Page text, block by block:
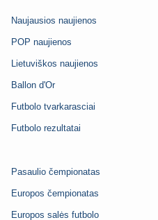
Naujausios naujienos
POP naujienos
Lietuviškos naujienos
Ballon d'Or
Futbolo tvarkarasciai
Futbolo rezultatai
Pasaulio čempionatas
Europos čempionatas
Europos salės futbolo